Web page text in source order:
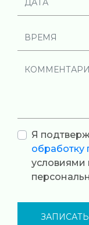
Я
обработку
условиями